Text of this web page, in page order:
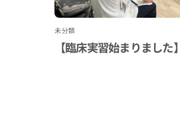
未分類
【臨床実習始まりました】